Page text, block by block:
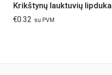
€0.32 su PVM